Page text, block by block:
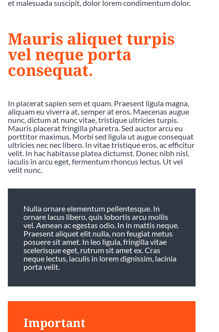
et malesuada suscipit, dolor lorem condimentum dolor.
Mauris aliquet turpis
vel neque porta
consequat.
In placerat sapien sem et quam. Praesent ligula magna,
aliquam eu viverra at, semper at eros. Maecenas augue
nunc, dictum at nunc vitae, tristique ultricies turpis.
Mauris placerat fringilla pharetra. Sed auctor arcu eu
porttitor maximus. Morbi sed ligula ut augue consequat
ultricies nec nec libero. In vitae tristique eros, ac efficitur
velit. In hac habitasse platea dictumst. Donec nibh nisl,
iaculis in arcu eget, fermentum rhoncus lectus. Ut vel
velit nunc.
Nulla ornare elementum pellentesque. In
ornare lacus libero, quis lobortis arcu mollis
vel. Aenean ac egestas odio. In in mattis neque.
Praesent aliquet elit nulla, non feugiat metus
posuere sit amet. In leo ligula, fringilla vitae
scelerisque eget, rutrum sit amet ex. Cras
neque lectus, iaculis in lorem dignissim, lacinia
porta velit.
Important